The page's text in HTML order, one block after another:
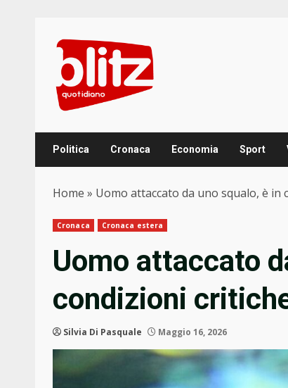
content
Politica Cronaca Economia Sport
Home » Uomo attaccato da uno squalo, è in
Cronaca Cronaca estera
Uomo attaccato
condizioni
Silvia Di Pasquale Maggio 16, 2026